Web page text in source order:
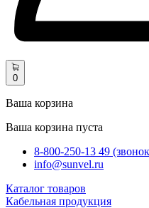
0
Ваша корзина
Ваша корзина пуста
8-800-250-13 49
info@sunvel.ru
Каталог товаров
Кабельная продукция